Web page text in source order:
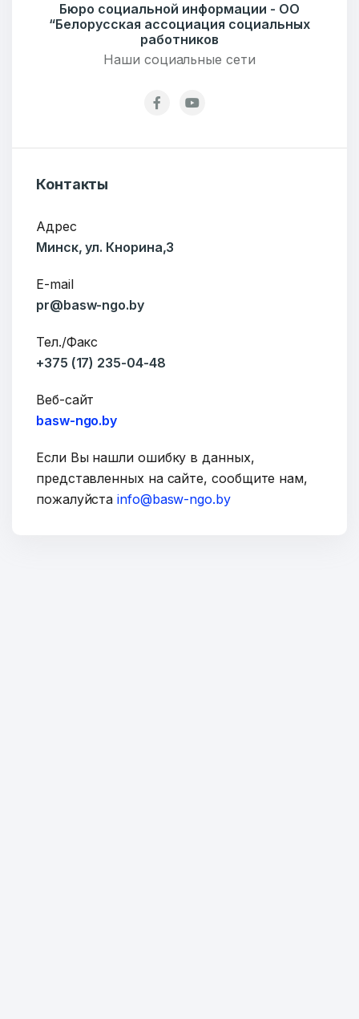
Добро пожаловать
Бюро социальной информации
Тел./Факс:+375 (17) 235-04-48
Подпишитесь:
Ваше имя
E-mail
Бюро социальной информации - ОО
“Белорусская ассоциация социальных
работников
Наши социальные сети
Контакты
Адрес
Минск, ул. Кнорина,3
E-mail
pr@basw-ngo.by
Тел./Факс
+375 (17) 235-04-48
Веб-сайт
basw-ngo.by
Если Вы нашли ошибку в данных,
представленных на сайте, сообщите нам,
пожалуйстаinfo@basw-ngo.by